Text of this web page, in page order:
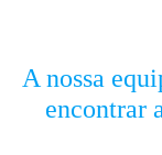
A nossa
encontrar